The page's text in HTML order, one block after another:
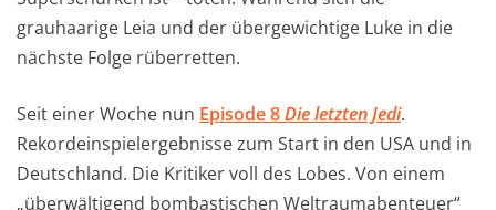
grauhaarige Leia und der übergewichtige Luke in die
nächste Folge rüberretten.
Seit einer Woche nun Episode 8Die letzten Jedi.
Rekordeinspielergebnisse zum Start in den USA und in
Deutschland. Die Kritiker voll des Lobes. Von einem
„überwältigend bombastischen Weltraumabenteuer“